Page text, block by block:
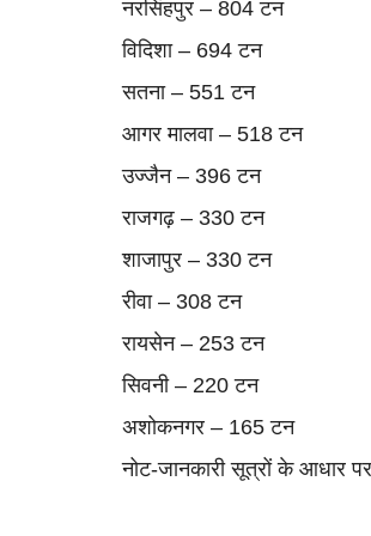
नरसिंहपुर – 804 टन
विदिशा – 694 टन
सतना – 551 टन
आगर मालवा – 518 टन
उज्जैन – 396 टन
राजगढ़ – 330 टन
शाजापुर – 330 टन
रीवा – 308 टन
रायसेन – 253 टन
सिवनी – 220 टन
अशोकनगर – 165 टन
नोट-जानकारी सूत्रों के आधार
रायसेन